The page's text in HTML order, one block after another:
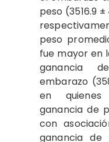
peso (3516.9
peso
fue mayor en
ganancia
embarazo
en quienes
ganancia de
con
ganancia